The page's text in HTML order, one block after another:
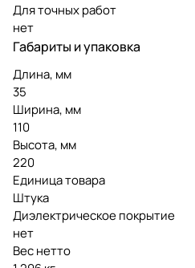
Для точных работ
нет
Габариты и упаковка
Длина, мм
35
Ширина, мм
110
Высота, мм
220
Единица товара
Штука
Диэлектрическое покрытие
нет
Вес нетто